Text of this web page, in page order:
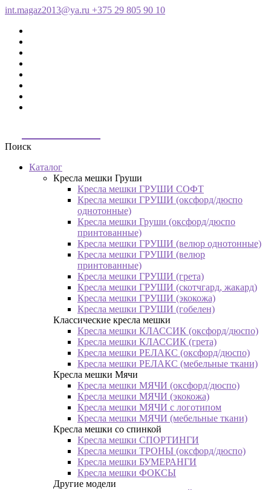
int.magaz2013@ya.ru +375 29 805 90 10
Поиск
Каталог
Кресла мешки Груши
Кресла мешки ГРУШИ СОФТ
Кресла мешки ГРУШИ (оксфорд/дюспо
однотонные)
Кресла мешки Груши (оксфорд/дюспо
принтованные)
Кресла мешки ГРУШИ (велюр однотонные)
Кресла мешки ГРУШИ (велюр
принтованные)
Кресла мешки ГРУШИ (грета)
Кресла мешки ГРУШИ (скотчгард, жакард)
Кресла мешки ГРУШИ (экокожа)
Кресла мешки ГРУШИ (гобелен)
Классические кресла мешки
Кресла мешки КЛАССИК (оксфорд/дюспо)
Кресла мешки КЛАССИК (грета)
Креслa мешки РЕЛАКС (оксфорд/дюспо)
Креслa мешки РЕЛАКС (мебельные ткани)
Кресла мешки Мячи
Кресла мешки МЯЧИ (оксфорд/дюспо)
Кресла мешки МЯЧИ (экокожа)
Кресла мешки МЯЧИ с логотипом
Кресла мешки МЯЧИ (мебельные ткани)
Кресла мешки со спинкой
Кресла мешки СПОРТИНГИ
Кресла мешки ТРОНЫ (оксфорд/дюспо)
Кресла мешки БУМЕРАНГИ
Кресла мешки ФОКСЫ
Другие модели